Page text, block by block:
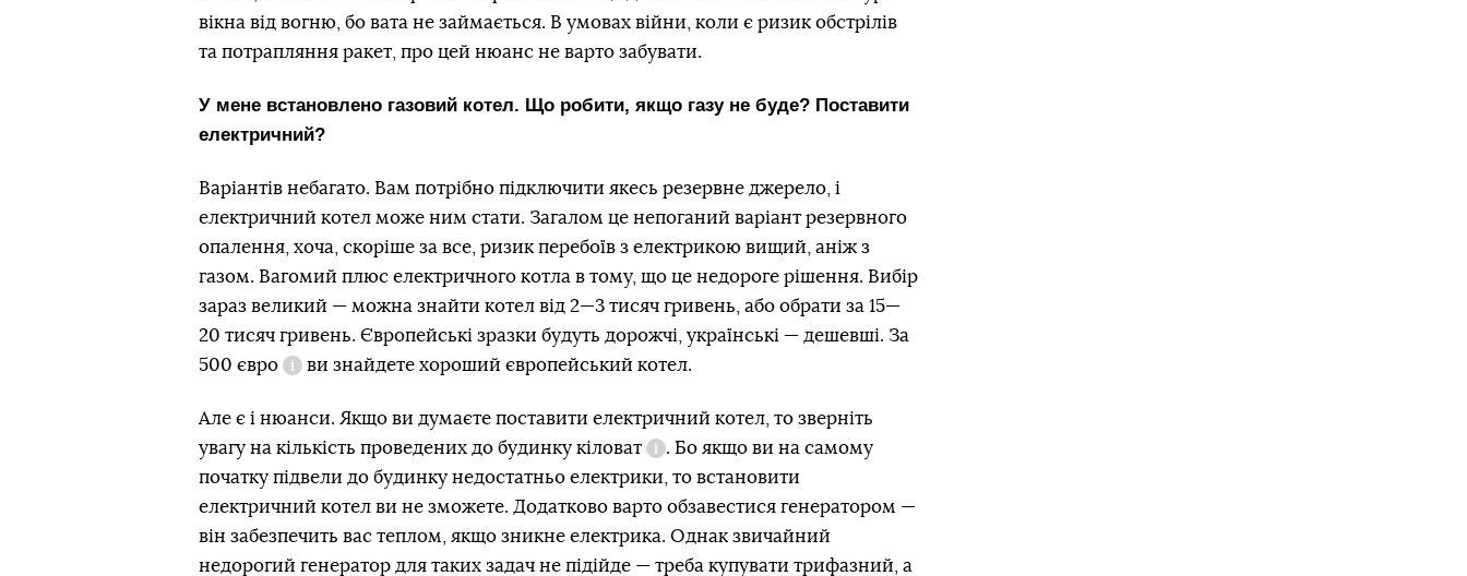
вікна від вогню, бо вата не займається. В умовах війни, коли є ризик обстрілів
та потрапляння ракет, про цей нюанс не варто забувати.
У мене встановлено газовий котел. Що робити, якщо газу не буде? Поставити
електричний?
Варіантів небагато. Вам потрібно підключити якесь резервне джерело, і
електричний котел може ним стати. Загалом це непоганий варіант резервного
опалення, хоча, скоріше за все, ризик перебоїв з електрикою вищий, аніж з
газом. Вагомий плюс електричного котла в тому, що це недороге рішення. Вибір
зараз великий — можна знайти котел від 2—3 тисяч гривень, або обрати за 15—
20 тисяч гривень. Європейські зразки будуть дорожчі, українські — дешевші. За
500 євро
Довідка
ви знайдете хороший європейський котел.
Але є і нюанси. Якщо ви думаєте поставити електричний котел, то зверніть
увагу на кількість проведених до будинку кіловат
Довідка
. Бо якщо ви на самому
початку підвели до будинку недостатньо електрики, то встановити
електричний котел ви не зможете. Додатково варто обзавестися генератором —
він забезпечить вас теплом, якщо зникне електрика. Однак звичайний
недорогий генератор для таких задач не підійде — треба купувати трифазний, а